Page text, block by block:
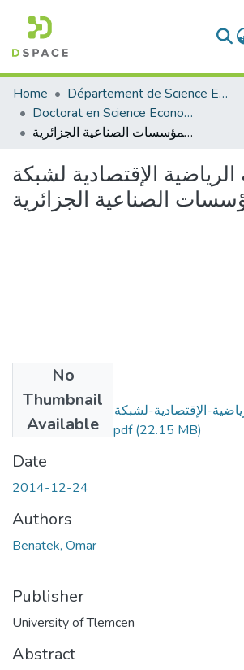
Communities & Collections
All of DSpace
Statistics
Home
Département de Science Economique
Doctorat en Science Economique
النمذجة الرياضية الإقتصادية لشبكة إمداد المؤسسات الصناعية الجزائرية
الرياضية الإقتصادية لشبكة
الصناعية الجزائرية
No
Thumbnail
Available
الإقتصادية-لشبكة-إمداد-المؤسسات-
الصناعية-الجزائرية.pdf(22.15 MB)
Date
2014-12-24
Authors
Benatek, Omar
Publisher
University of Tlemcen
Abstract